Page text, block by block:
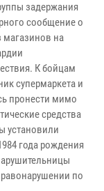
задержания
сообщение о
магазинов на
К бойцам
супермаркета и
пронести мимо
средства
установили
года рождения
по